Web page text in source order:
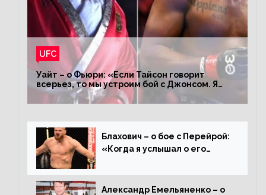
UFC
Уайт – о Фьюри: «Если Тайсон говорит
всерьез, то мы устроим бой с Джонсом. Я
заставил Флойда Мейвезера драться с
Конором»
Блахович – о бое с Перейрой:
«Когда я услышал о его
драться с ним»
Александр Емельяненко – о